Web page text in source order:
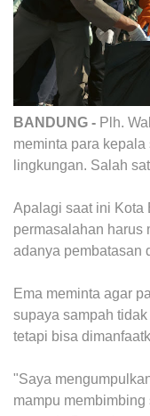
BANDUNG - Plh.
meminta para
lingkungan. Salah
Apalagi saat ini Kota
permasalahan harus
adanya pembatasan
Ema meminta agar
supaya sampah
tetapi bisa
"Saya
mampu